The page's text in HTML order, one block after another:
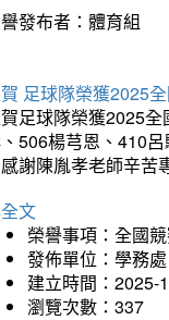
發布者：體育組
足球隊榮獲2025
足球隊榮獲2025
506楊芎恩、410
謝陳胤孝老師辛苦
文
榮譽事項：全國
發佈單位：學務處
建立時間：2025-
瀏覽次數：337